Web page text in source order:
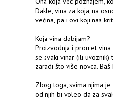
Dakle, vina za koja, na
većina, pa i ovi koji nas
Koja vina dobijam?
Proizvodnja i promet vina
se svaki vinar (ili
zaradi što više novca.
Zbog toga, svima njima
od njih bi voleo da za